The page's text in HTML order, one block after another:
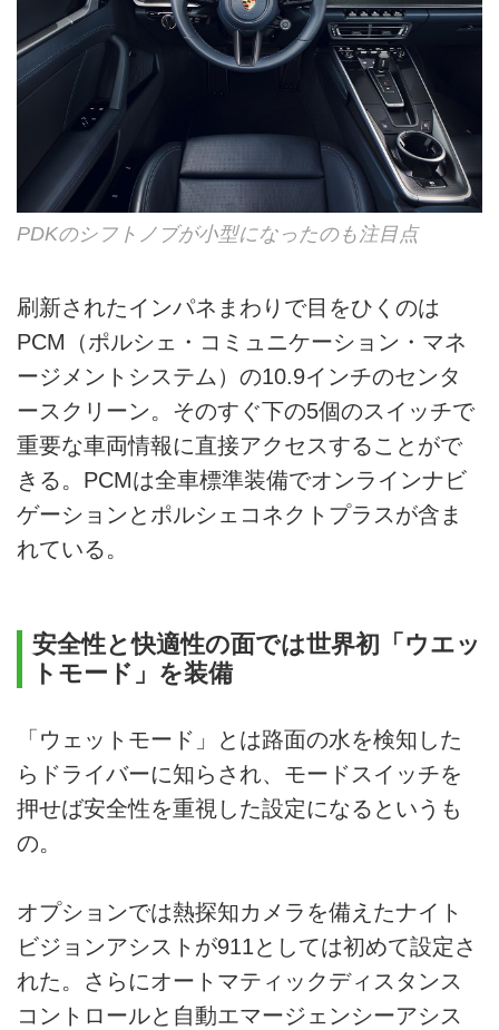
PDKのシフトノブが小型になったのも注目点
刷新されたインパネまわりで目をひくのは
PCM（ポルシェ・コミュニケーション・マネ
ージメントシステム）の10.9インチのセンタ
ースクリーン。そのすぐ下の5個のスイッチで
重要な車両情報に直接アクセスすることがで
きる。PCMは全車標準装備でオンラインナビ
ゲーションとポルシェコネクトプラスが含ま
れている。
安全性と快適性の面では世界初「ウエッ
トモード」を装備
「ウェットモード」とは路面の水を検知した
らドライバーに知らされ、モードスイッチを
押せば安全性を重視した設定になるというも
の。
オプションでは熱探知カメラを備えたナイト
ビジョンアシストが911としては初めて設定さ
れた。さらにオートマティックディスタンス
コントロールと自動エマージェンシーアシス